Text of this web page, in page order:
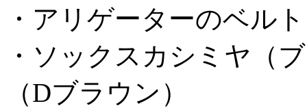
・アリゲーターのベル
・ソックスカシミヤ（
（Dブラウン）